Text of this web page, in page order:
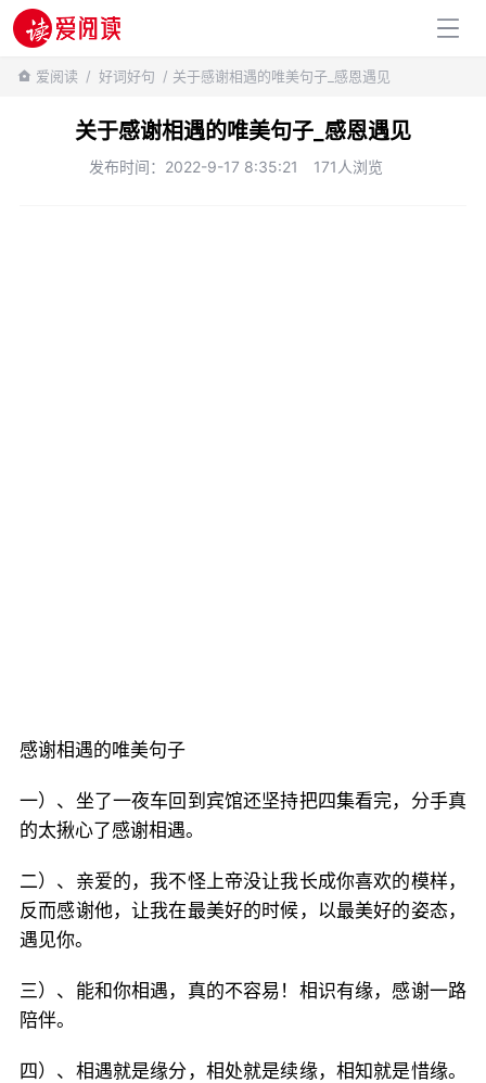
百科知识
爱阅读 / 好词好句 / 关于感谢相遇的唯美句子_感恩遇见
关于感谢相遇的唯美句子_感恩遇见
发布时间：2022-9-17 8:35:21 171人浏览
感谢相遇的唯美句子
一）、坐了一夜车回到宾馆还坚持把四集看完，分手真
的太揪心了感谢相遇。
二）、亲爱的，我不怪上帝没让我长成你喜欢的模样，
反而感谢他，让我在最美好的时候，以最美好的姿态，
遇见你。
三）、能和你相遇，真的不容易！相识有缘，感谢一路
陪伴。
四）、相遇就是缘分，相处就是续缘，相知就是惜缘。